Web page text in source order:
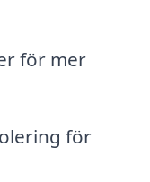
för mer
för